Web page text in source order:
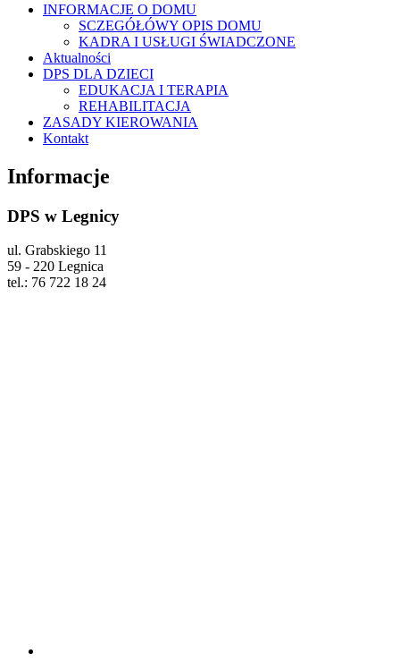
INFORMACJE O DOMU
SCZEGÓŁÓWY OPIS DOMU
KADRA I USŁUGI ŚWIADCZONE
Aktualności
DPS DLA DZIECI
EDUKACJA I TERAPIA
REHABILITACJA
ZASADY KIEROWANIA
Kontakt
Informacje
DPS w Legnicy
ul. Grabskiego 11
59 - 220 Legnica
tel.: 76 722 18 24